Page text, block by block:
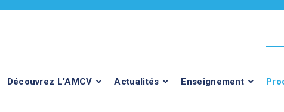
Découvrez L’AMCV Actualités Enseignement